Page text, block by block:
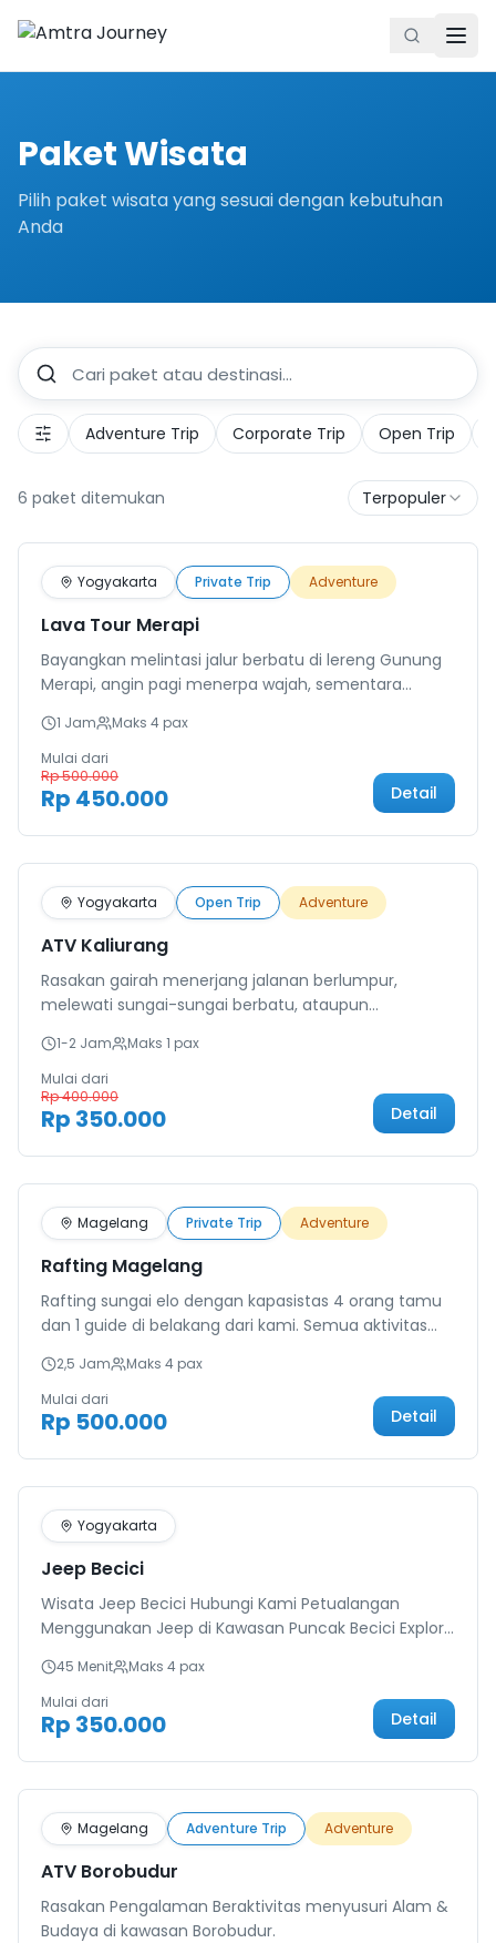
Paket Wisata
Pilih paket wisata yang sesuai dengan kebutuhan
Anda
Adventure Trip Corporate Trip Open Trip
6 paket ditemukan Terpopuler
Terlaris
Yogyakarta Private Trip Adventure
Lava Tour Merapi
Bayangkan melintasi jalur berbatu di lereng Gunung
Merapi, angin pagi menerpa wajah, sementara
asapnya. Lava Tour Merapi adalah perjalanan
menyusuri sisa-sisa erupsi 2010 yang mengubah
lanskap Yogyakarta selamanya.
1 Jam Maks 4 pax
Mulai dari
Rp 500.000
Rp 450.000 Detail
Yogyakarta Open Trip Adventure
ATV Kaliurang
Rasakan gairah menerjang jalanan berlumpur,
melewati sungai-sungai berbatu, ataupun
pemandangan hutan yang hijau dan suara gemericik
air sungai yang menenangkan. Semua ini bisa Anda
alami hanya dengan berpartisipasi dalam paket
wisata ATV Kaliurang.
1-2 Jam Maks 1 pax
Mulai dari
Rp 400.000
Rp 350.000 Detail
Terlaris
Magelang Private Trip Adventure
Rafting Magelang
Rafting sungai elo dengan kapasistas 4 orang tamu
dan 1 guide di belakang dari kami. Semua aktivitas
ganti pakaian hingga makan siang bersama.
2,5 Jam Maks 4 pax
Mulai dari
Rp 500.000 Detail
Yogyakarta
Jeep Becici
Wisata Jeep Becici Hubungi Kami Petualangan
Menggunakan Jeep di Kawasan Puncak Becici Explore
jeep dilengkapi dengan offroad yang dapat menguji
adrenalin, cocok untuk Anda yang menyukai
tantangan. Selain itu Anda akan disuguhkan
45 Menit Maks 4 pax
Mulai dari
Rp 350.000 Detail
Magelang Adventure Trip Adventure
ATV Borobudur
Rasakan Pengalaman Beraktivitas menyusuri Alam &
Budaya di kawasan Borobudur.